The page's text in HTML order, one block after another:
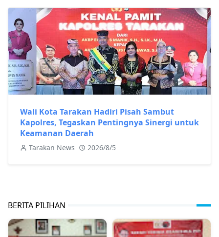
Wali Kota Tarakan Hadiri Pisah Sambut
Kapolres, Tegaskan Pentingnya Sinergi untuk
Keamanan Daerah
Tarakan News 2026/8/5
BERITA PILIHAN